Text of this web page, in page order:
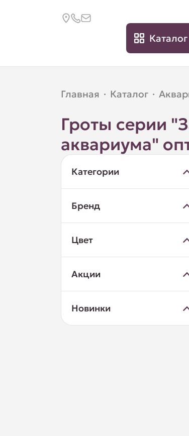
Каталог
Главная · Каталог ·
Гроты серии
аквариума"
Категории
Бренд
Цвет
Акции
Новинки